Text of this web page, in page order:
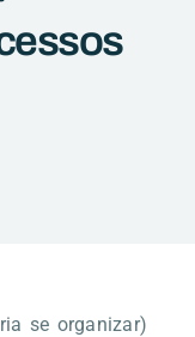
se organizar)